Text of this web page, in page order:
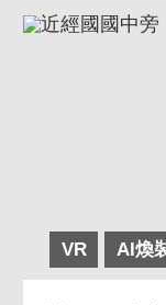
VR AI煥